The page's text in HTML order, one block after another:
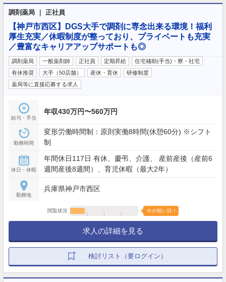
調剤薬局 ｜ 正社員
【神戸市西区】DGS大手で調剤に専念出来る環境！福利
厚生充実／休暇制度が整っており、プライベートも充実
／豊富なキャリアアップサポートも◎
調剤薬局 一般薬剤師 正社員 定期昇給
住宅補助(手当)・寮・社宅
有休推奨
大手（50店舗） 産休・育休
研修制度
薬局等に直接応募する求人
給与・手当
年収430万円〜560万円
勤務時間
変形労働時間制：原則実働8時間(休憩60分) ※シフト
制
休日・休暇
年間休日117日 有休、慶弔、介護、 産前産後（産前6
週間産後8週間）、育児休暇（最大2年）
勤務地
兵庫県神戸市西区
閲覧状況 今が狙い目！
求人の詳細を見る
検討リスト（要ログイン）